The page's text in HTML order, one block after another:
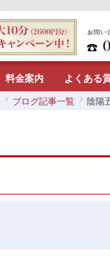
料金案内 よくある
ブログ記事一覧 陰陽